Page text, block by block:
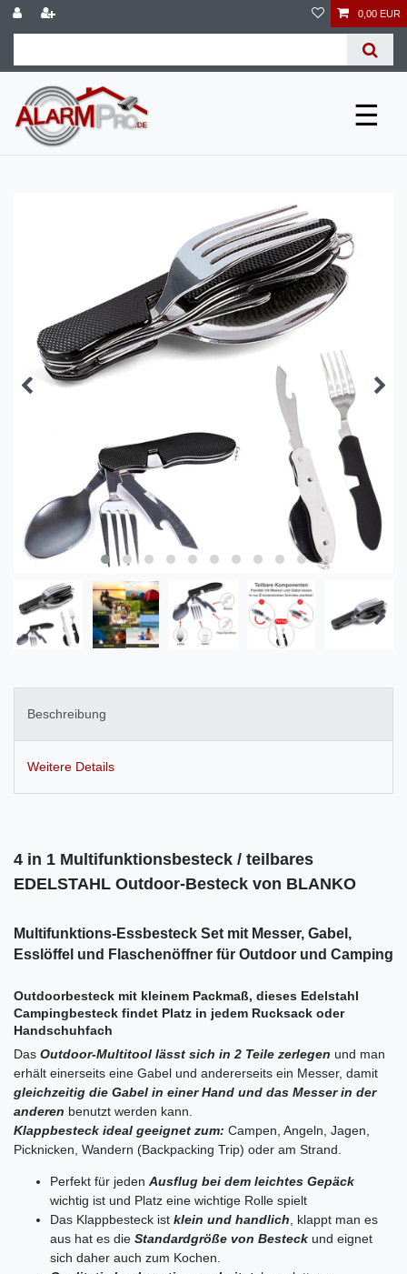
0,00 EUR
☰
Beschreibung
Weitere Details
4 in 1 Multifunktionsbesteck / teilbares
EDELSTAHL Outdoor-Besteck von BLANKO
Multifunktions-Essbesteck Set mit Messer, Gabel,
Esslöffel und Flaschenöffner für Outdoor und Camping
Outdoorbesteck mit kleinem Packmaß, dieses Edelstahl
Campingbesteck findet Platz in jedem Rucksack oder
Handschuhfach
Das Outdoor-Multitool lässt sich in 2 Teile zerlegen und man
erhält einerseits eine Gabel und andererseits ein Messer, damit
gleichzeitig die Gabel in einer Hand und das Messer in der
anderen benutzt werden kann.
Klappbesteck ideal geeignet zum: Campen, Angeln, Jagen,
Picknicken, Wandern (Backpacking Trip) oder am Strand.
Perfekt für jeden Ausflug bei dem leichtes Gepäck
wichtig ist und Platz eine wichtige Rolle spielt
Das Klappbesteck ist klein und handlich, klappt man es
aus hat es die Standardgröße von Besteck und eignet
sich daher auch zum Kochen.